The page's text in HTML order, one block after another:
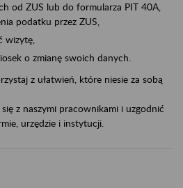
od ZUS lub do formularza PIT 40A,
podatku przez ZUS,
wizytę,
o zmianę swoich danych.
z ułatwień, które niesie za sobą
z naszymi pracownikami i uzgodnić
urzędzie i instytucji.